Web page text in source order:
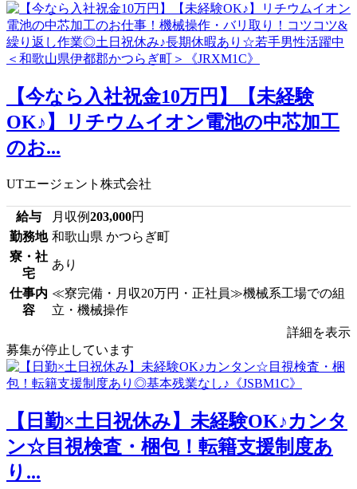
【今なら入社祝金10万円】【未経験
OK♪】リチウムイオン電池の中芯加工
のお...
UTエージェント株式会社
給与 月収例203,000円
勤務地 和歌山県 かつらぎ町
寮・社
宅
あり
仕事内
容
≪寮完備・月収20万円・正社員≫機械系工場での組
立・機械操作
詳細を表示
募集が停止しています
【日勤×土日祝休み】未経験OK♪カンタ
ン☆目視検査・梱包！転籍支援制度あ
り...